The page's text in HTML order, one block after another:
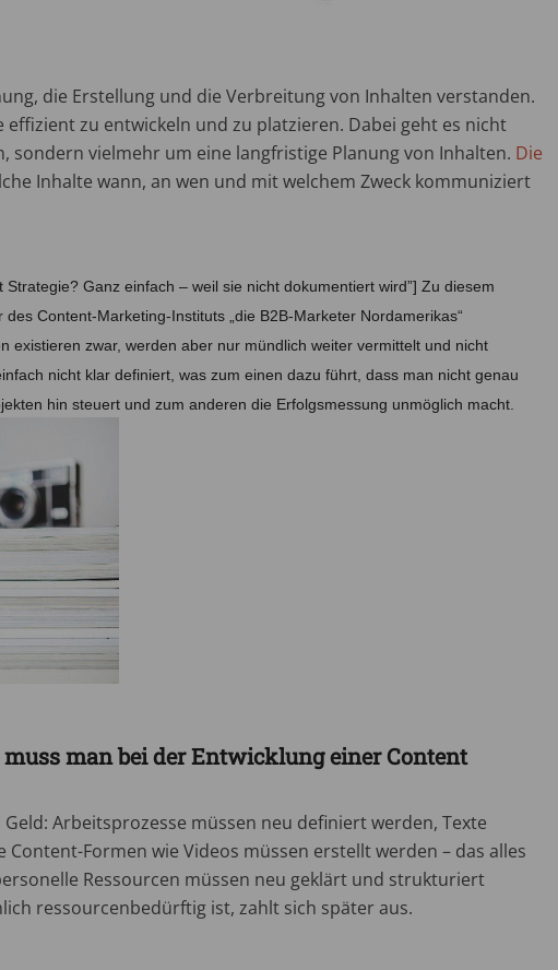
die Erstellung und die Verbreitung von Inhalten verstanden.
effizient zu entwickeln und zu platzieren. Dabei geht es nicht
sondern vielmehr um eine langfristige Planung von Inhalten. Die
Inhalte wann, an wen und mit welchem Zweck kommuniziert
Strategie? Ganz einfach – weil sie nicht dokumentiert wird”] Zu diesem
Content-Marketing-Instituts „die B2B-Marketer Nordamerikas“
existieren zwar, werden aber nur mündlich weiter vermittelt und nicht
nicht klar definiert, was zum einen dazu führt, dass man nicht genau
hin steuert und zum anderen die Erfolgsmessung unmöglich macht.
man bei der Entwicklung einer Content
Arbeitsprozesse müssen neu definiert werden, Texte
Formen wie Videos müssen erstellt werden – das alles
Ressourcen müssen neu geklärt und strukturiert
ressourcenbedürftig ist, zahlt sich später aus.